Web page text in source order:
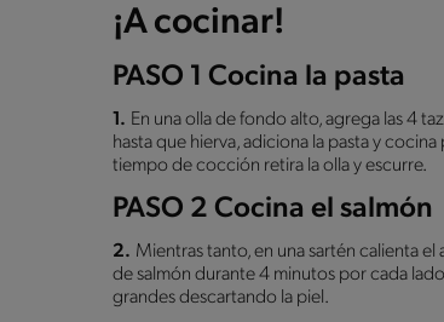
¡A cocinar!
PASO 1 Cocina la pasta
1. En una olla de fondo alto, agrega las 4
hasta que hierva, adiciona la pasta y
tiempo de cocción retira la olla y escurre.
PASO 2 Cocina el salmón
2. Mientras tanto, en una sartén calienta
de salmón durante 4 minutos por cada
grandes descartando la piel.